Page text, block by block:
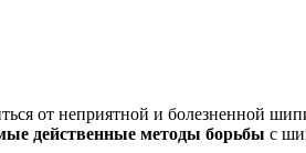
от неприятной и болезненной
действенные методы борьбы с